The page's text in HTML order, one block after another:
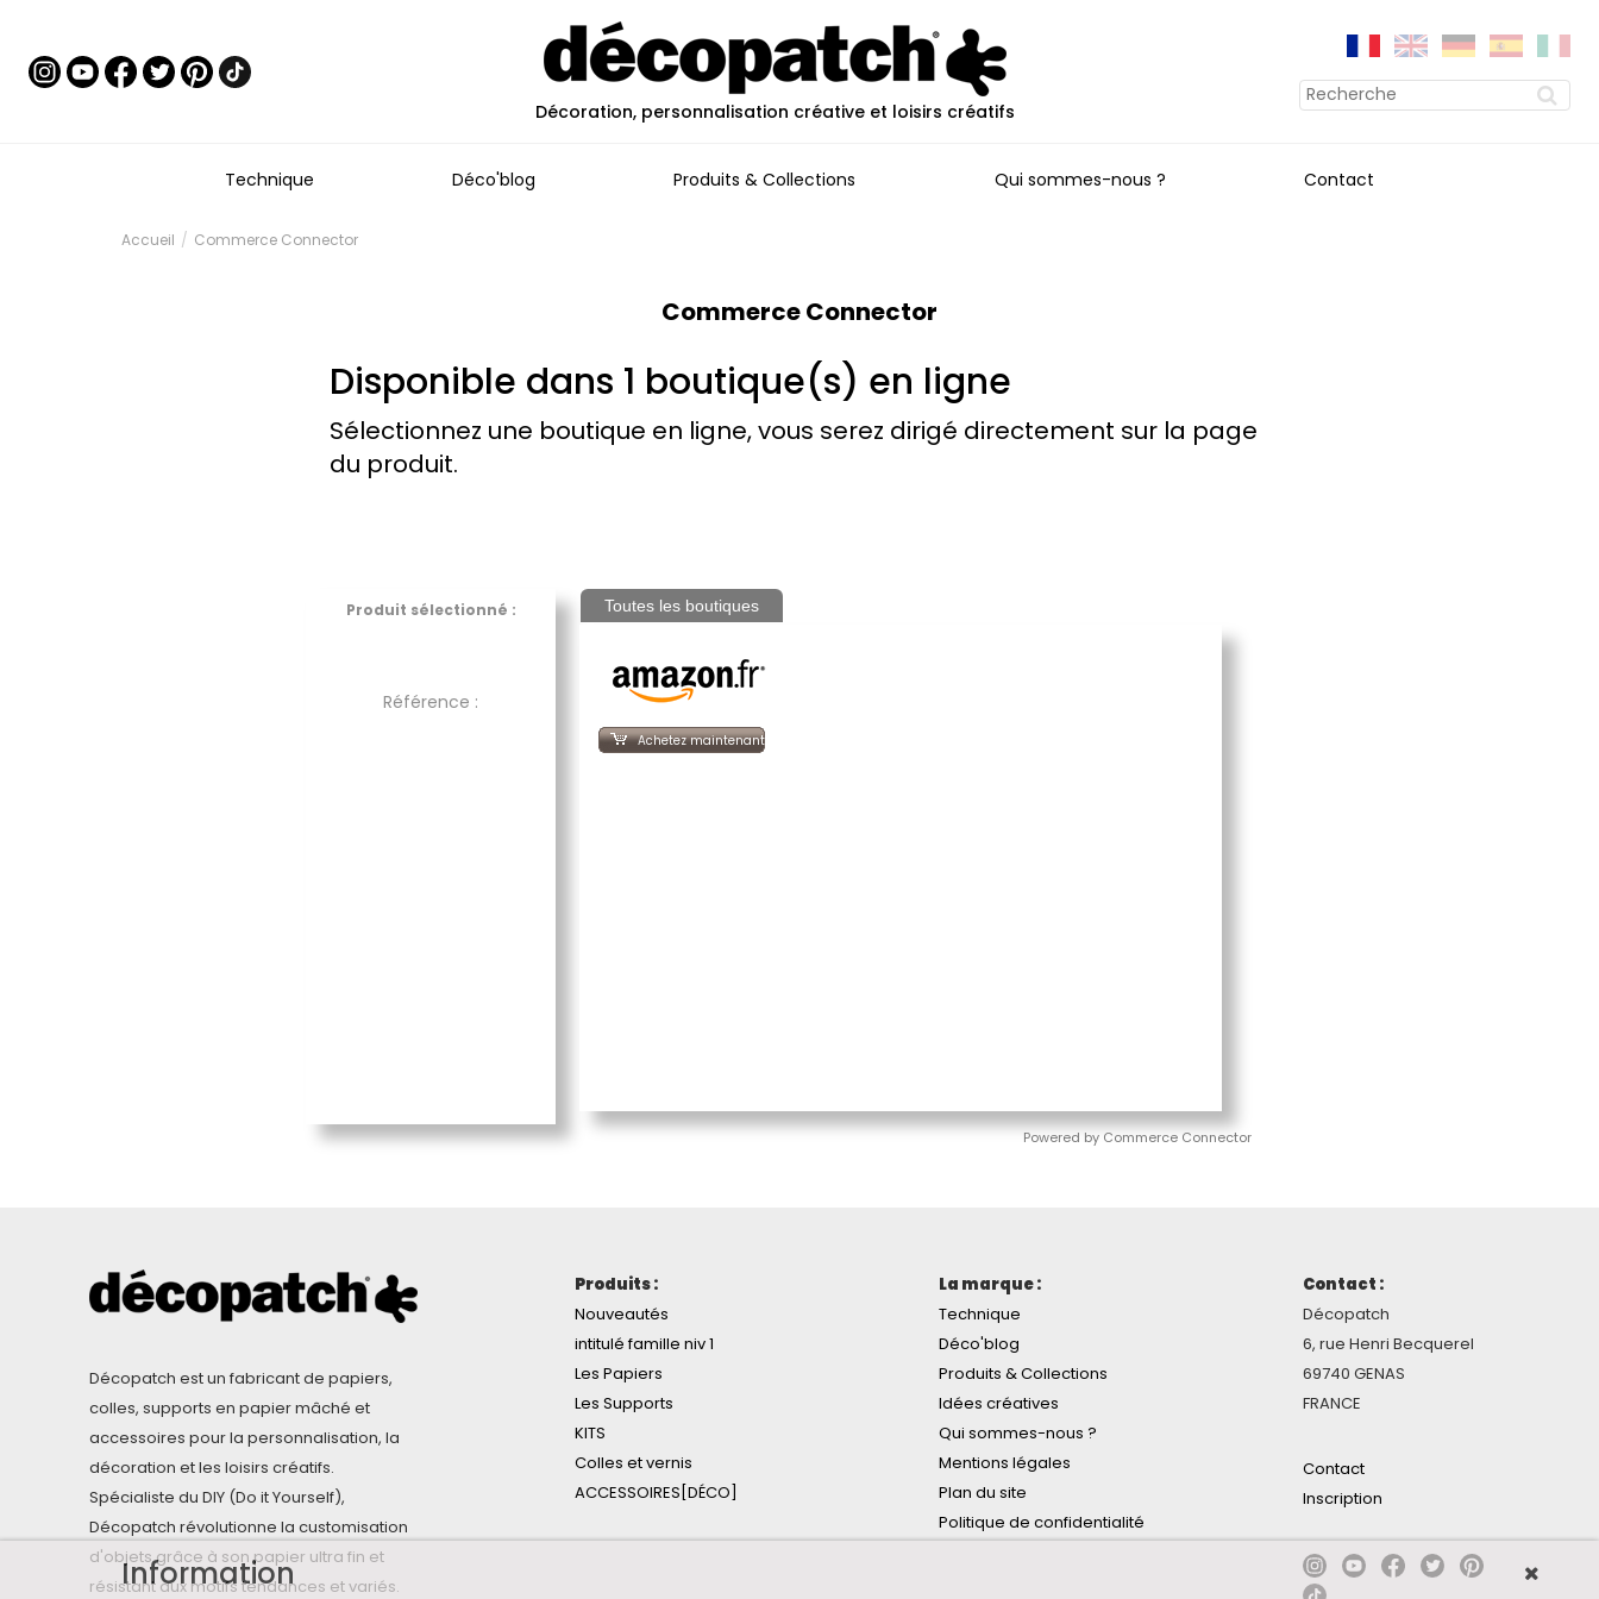
Décoration, personnalisation créative et loisirs créatifs
Technique Déco'blog Produits & Collections Qui sommes-nous ? Contact
Accueil Commerce Connector
Commerce Connector
Disponible dans 1 boutique(s) en ligne
Sélectionnez une boutique en ligne, vous serez dirigé directement sur la page
du produit.
Produit sélectionné :
Référence :
Toutes les boutiques
Achetez maintenant
Powered by Commerce Connector
Décopatch est un fabricant de papiers,
colles, supports en papier mâché et
accessoires pour la personnalisation, la
décoration et les loisirs créatifs.
Spécialiste du DIY (Do it Yourself),
Décopatch révolutionne la customisation
d'objets grâce à son papier ultra fin et
résistant aux motifs tendances et variés.
Produits :
Nouveautés
intitulé famille niv 1
Les Papiers
Les Supports
KITS
Colles et vernis
ACCESSOIRES[DÉCO]
La marque :
Technique
Déco'blog
Produits & Collections
Idées créatives
Qui sommes-nous ?
Mentions légales
Plan du site
Politique de confidentialité
Contact :
Décopatch
6, rue Henri Becquerel
69740 GENAS
FRANCE
Contact
Inscription
Information